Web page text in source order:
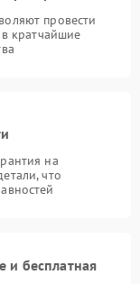
провести
в кратчайшие
на
что
и бесплатная